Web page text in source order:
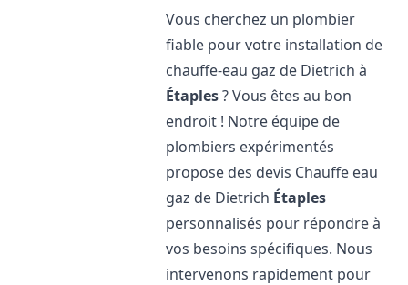
Vous cherchez un plombier
fiable pour votre installation de
chauffe-eau gaz de Dietrich à
Étaples? Vous êtes au bon
endroit ! Notre équipe de
plombiers expérimentés
propose des devis Chauffe eau
gaz de Dietrich Étaples
personnalisés pour répondre à
vos besoins spécifiques. Nous
intervenons rapidement pour